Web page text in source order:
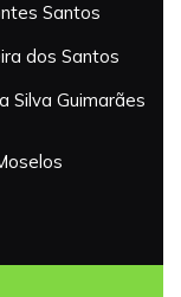
Santos
dos Santos
Silva Guimarães